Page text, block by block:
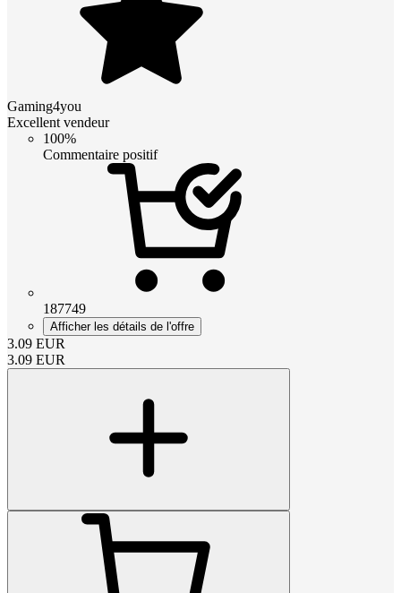
Gaming4you
Excellent vendeur
100%
Commentaire positif
187749
Afficher les détails de l'offre
3.09 EUR
3.09 EUR